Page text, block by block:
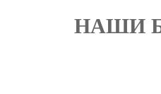
НАШИ